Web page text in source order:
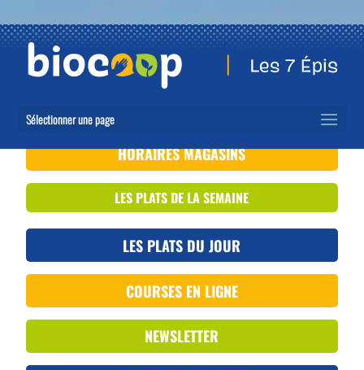
Sélectionner une page
HORAIRES MAGASINS
LES PLATS DE LA SEMAINE
LES PLATS DU JOUR
COURSES EN LIGNE
NEWSLETTER